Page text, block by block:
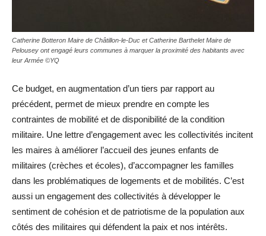
Catherine Botteron Maire de Châtillon-le-Duc et Catherine Barthelet Maire de
Pelousey ont engagé leurs communes à marquer la proximité des habitants avec
leur Armée ©YQ
Ce budget, en augmentation d’un tiers par rapport au
précédent, permet de mieux prendre en compte les
contraintes de mobilité et de disponibilité de la condition
militaire. Une lettre d’engagement avec les collectivités incitent
les maires à améliorer l’accueil des jeunes enfants de
militaires (crèches et écoles), d’accompagner les familles
dans les problématiques de logements et de mobilités. C’est
aussi un engagement des collectivités à développer le
sentiment de cohésion et de patriotisme de la population aux
côtés des militaires qui défendent la paix et nos intérêts.